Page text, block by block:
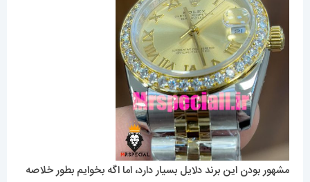
مشهور بودن این برند دلایل بسیار دارد، اما اگه بخوایم بطور خلاصه